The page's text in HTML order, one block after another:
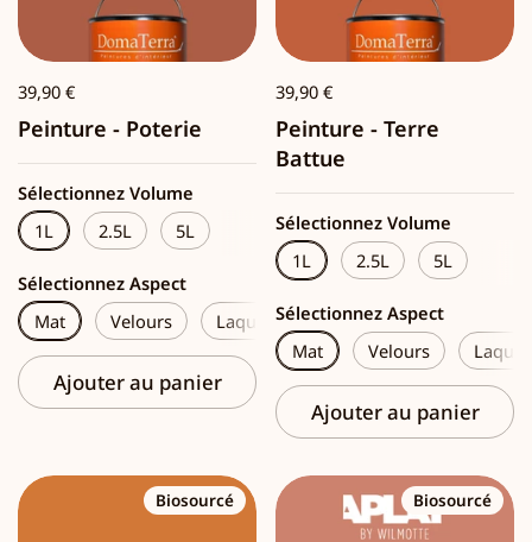
39,90 €
Peinture - Poterie
Sélectionnez Volume
1L
2.5L 5L
Sélectionnez Aspect
Mat
Velours Laque
Ajouter au panier
39,90 €
Peinture - Terre
Battue
Sélectionnez Volume
1L
2.5L 5L
Sélectionnez Aspect
Mat
Velours Laque
Ajouter au panier
Biosourcé Biosourcé